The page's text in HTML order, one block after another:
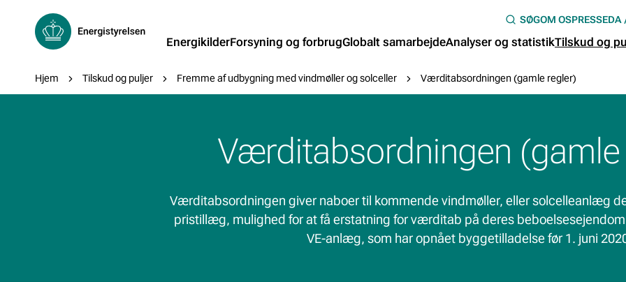
å
l
e
n
d
h
H
e
SØGH
E
A
D
E
R
N
OM OSPRESSEDA
M
a
n
a
EnergikilderForsyning og forbrugGlobalt samarbejdeAnalyser og statistikTilskud og
D
u
Hjem Tilskud og puljer Fremme af udbygning med vindmøller og solceller Værditabsordningen (gamle regler)
Værditabsordningen
Værditabsordningen giver naboer til kommende vindmøller, eller solcelleanlæg
pristillæg, mulighed for at få erstatning for værditab på deres
VE-anlæg, som har opnået byggetilladelse før 1. juni